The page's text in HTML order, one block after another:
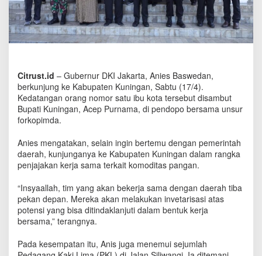
B
a
s
w
e
n
N
i
k
t
i
S
a
s
a
n
a
a
Citrust.id – Gubernur DKI Jakarta, Anies Baswedan,
berkunjung ke Kabupaten Kuningan, Sabtu (17/4).
Kedatangan orang nomor satu ibu kota tersebut disambut
Bupati Kuningan, Acep Purnama, di pendopo bersama unsur
forkopimda.
Anies mengatakan, selain ingin bertemu dengan pemerintah
daerah, kunjunganya ke Kabupaten Kuningan dalam rangka
penjajakan kerja sama terkait komoditas pangan.
“Insyaallah, tim yang akan bekerja sama dengan daerah tiba
pekan depan. Mereka akan melakukan invetarisasi atas
potensi yang bisa ditindaklanjuti dalam bentuk kerja
bersama,” terangnya.
Pada kesempatan itu, Anis juga menemui sejumlah